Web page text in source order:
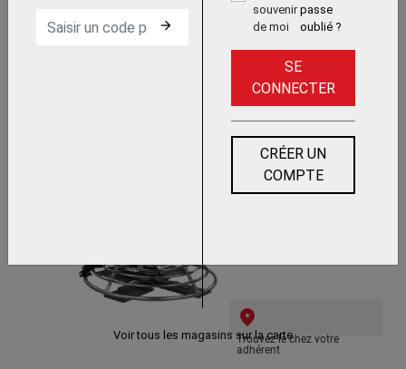
TRUELLE MECANIQUE
M900 HONDA
PACLITE
Trouvez le chez votre
adhérent
arrow_forward
souvenir
de moi
passe
oublié ?
SE
CONNECTER
CRÉER UN
COMPTE
Voir tous les magasins sur la carte